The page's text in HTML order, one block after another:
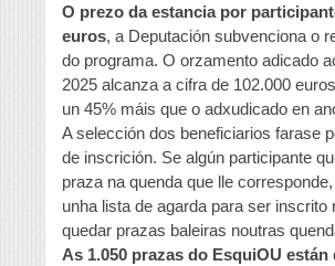
O prezo da estancia por
euros, a Deputación subvenciona o
do programa. O orzamento adicado
2025 alcanza a cifra de 102.000
un 45% máis que o adxudicado en
A selección dos beneficiarios farase
de inscrición. Se algún participante
praza na quenda que lle
unha lista de agarda para ser inscrito
quedar prazas baleiras noutras
As 1.050 prazas do EsquiOU están